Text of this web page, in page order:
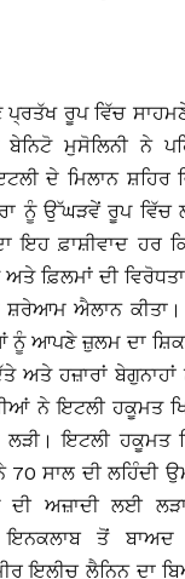
ਪ੍ਰਤੱਖ ਰੂਪ ਵਿੱਚ
ਬੇਨਿਟੋ ਮੁਸੋਲਿਨੀ ਨੇ
ਦੇ ਮਿਲਾਨ
ਨੂੰ ਉੱਘੜਵੇਂ ਰੂਪ ਵਿੱਚ
ਇਹ ਫ਼ਾਸ਼ੀਵਾਦ ਹਰ
ਅਤੇ ਫ਼ਿਲਮਾਂ ਦੀ
ਐਲਾਨ ਕੀਤਾ।
ਨੂੰ ਆਪਣੇ ਜ਼ੁਲਮ ਦਾ
ਅਤੇ ਹਜ਼ਾਰਾਂ
ਨੇ ਇਟਲੀ ਹਕੂਮਤ
ਇਟਲੀ ਹਕੂਮਤ
70 ਸਾਲ ਦੀ ਲਹਿੰਦੀ
ਦੀ ਅਜ਼ਾਦੀ ਲਈ
ਇਨਕਲਾਬ ਤੋਂ
ਇਲੀਚ ਲੈਨਿਨ ਦਾ